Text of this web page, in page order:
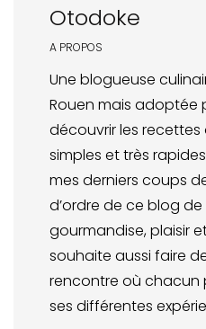
Otodoke
A PROPOS
Une blogueuse
Rouen mais adoptée
découvrir les
simples et très
mes derniers coups
d’ordre de ce blog
gourmandise, plaisir
souhaite aussi faire
rencontre où chacun
ses différentes